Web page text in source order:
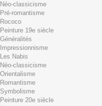
0,01€ dès 29€ d'achat
0,00 € Total
Commander
Produit
succès
Quantité
Total
Néo-classicisme
Pré-romantisme
Rococo
Peinture 19e siècle
Généralités
Impressionnisme
Les Nabis
Néo-classicisme
Orientalisme
Romantisme
Symbolisme
Peinture 20e siècle